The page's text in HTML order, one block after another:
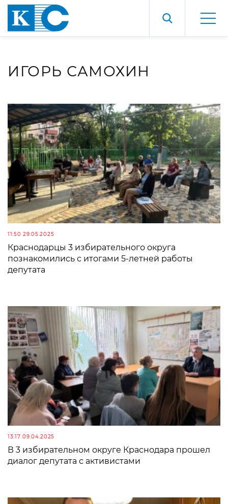
ИГОРЬ САМОХИН
11:50 29.05.2025
Краснодарцы 3 избирательного округа
познакомились с итогами 5-летней работы
депутата
13:17 09.04.2025
В 3 избирательном округе Краснодара прошел
диалог депутата с активистами